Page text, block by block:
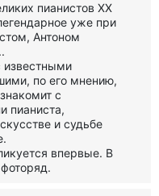
пианистов XX
уже при
Антоном
известными
по его мнению,
с
пианиста,
и судьбе
впервые. В